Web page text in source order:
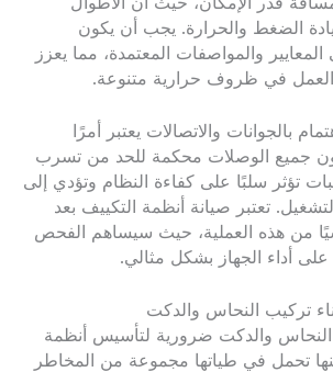
الضغط والحرارة. يجب أن يكون
المعايير والمواصفات المعتمدة، مما يعزز
في ظروف حرارية متنوعة.
بالجوانات والاتصالات يعتبر أمرًا
جميع الوصلات محكمة للحد من تسرب
تؤثر سلبًا على كفاءة النظام وتؤدي إلى
تعتبر صيانة أنظمة التكييف بعد
من هذه العملية، حيث سيساهم الفحص
أداء الجهاز بشكل مثالي.
تركيب النحاس والدكت
النحاس والدكت ضرورية لتأسيس أنظمة
تحمل في طياتها مجموعة من المخاطر